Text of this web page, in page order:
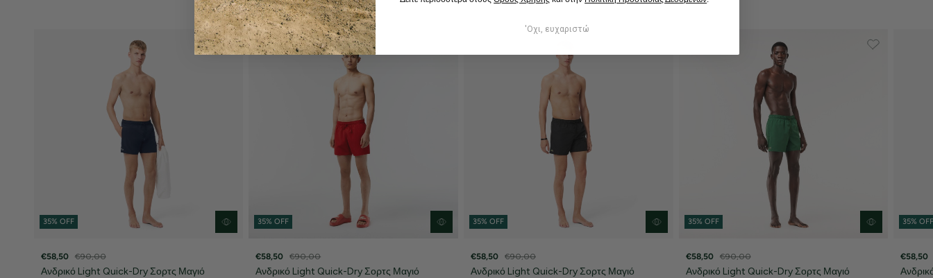
35% OFF
€58,50 €90,00
Ανδρικό Light Quick-Dry Σορτς Μαγιό
35% OFF
€58,50 €90,00
Ανδρικό Light Quick-Dry Σορτς Μαγιό
35% OFF
€58,50 €90,00
Ανδρικό Light Quick-Dry Σορτς Μαγιό
35% OFF
€58,50 €90,00
Ανδρικό Light Quick-Dry Σορτς Μαγιό
35%
€58,50
'Οχι, ευχαριστώ